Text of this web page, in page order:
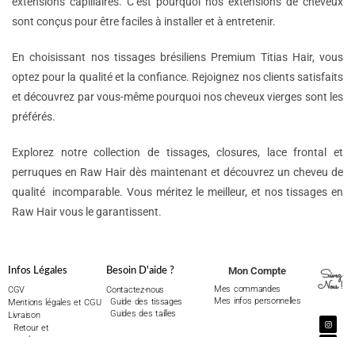
sont conçus pour être faciles à installer et à entretenir.
En choisissant nos tissages brésiliens Premium Titias Hair, vous
optez pour la qualité et la confiance. Rejoignez nos clients satisfaits
et découvrez par vous-même pourquoi nos cheveux vierges sont les
préférés.
Explorez notre collection de tissages, closures, lace frontal et
perruques en Raw Hair dès maintenant et découvrez un cheveu de
qualité incomparable. Vous méritez le meilleur, et nos tissages en
Raw Hair vous le garantissent.
Infos Légales
CGV
Mentions légales et CGU
Livraison
Retour et
Besoin D'aide ?
Contactez-nous
Guide des tissages
Guides des tailles
Mon Compte
Mes commandes
Mes infos personnelles
Suivez
Nous !